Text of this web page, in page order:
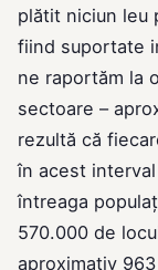
plătit niciun leu
fiind suportate
ne raportăm la
sectoare –
rezultă că
în acest
întreaga
570.000 de
aproximativ